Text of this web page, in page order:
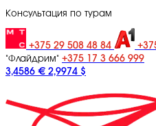
Консультация по турам
+375 29 508 48 84
"Флайдрим" +375 17 3 666 999
3,4586 € 2,9974 $